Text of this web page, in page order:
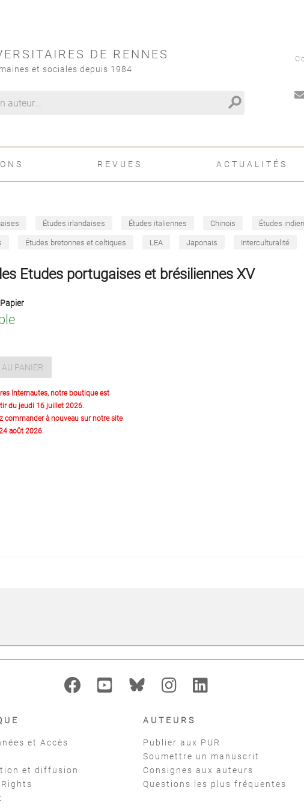
DE RENNES
et sociales depuis 1984
search
REVUES ACTUALITÉS
Études irlandaises Études italiennes Chinois Études
Études bretonnes et celtiques LEA Japonais Interculturalité
Etudes portugaises et brésiliennes XV
PANIER
Internautes, notre boutique est
du jeudi 16 juillet 2026.
commander à nouveau sur notre site
août 2026.
et Accès
et diffusion
AUTEURS
Publier aux PUR
Soumettre un manuscrit
Consignes aux auteurs
Questions les plus fréquentes